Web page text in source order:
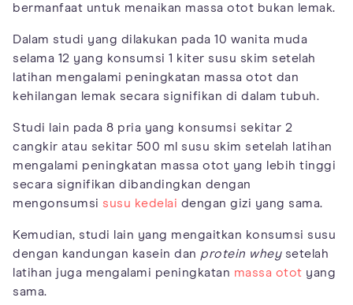
bermanfaat untuk menaikan massa otot bukan lemak.
Dalam studi yang dilakukan pada 10 wanita muda
selama 12 yang konsumsi 1 kiter susu skim setelah
latihan mengalami peningkatan massa otot dan
kehilangan lemak secara signifikan di dalam tubuh.
Studi lain pada 8 pria yang konsumsi sekitar 2
cangkir atau sekitar 500 ml susu skim setelah latihan
mengalami peningkatan massa otot yang lebih tinggi
secara signifikan dibandingkan dengan
mengonsumsi susu kedelai dengan gizi yang sama.
Kemudian, studi lain yang mengaitkan konsumsi susu
dengan kandungan kasein dan protein wheysetelah
latihan juga mengalami peningkatan massa otot yang
sama.